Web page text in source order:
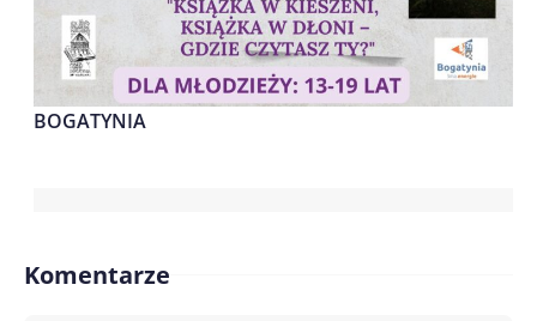
BOGATYNIA
Komentarze